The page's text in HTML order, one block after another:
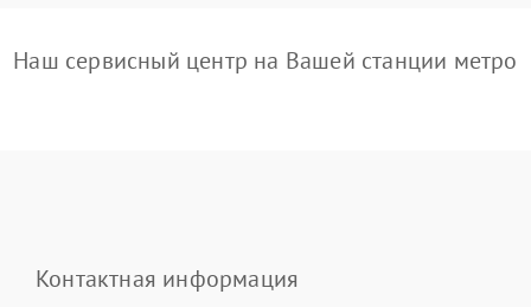
Наш сервисный центр на Вашей станции метро
Контактная информация